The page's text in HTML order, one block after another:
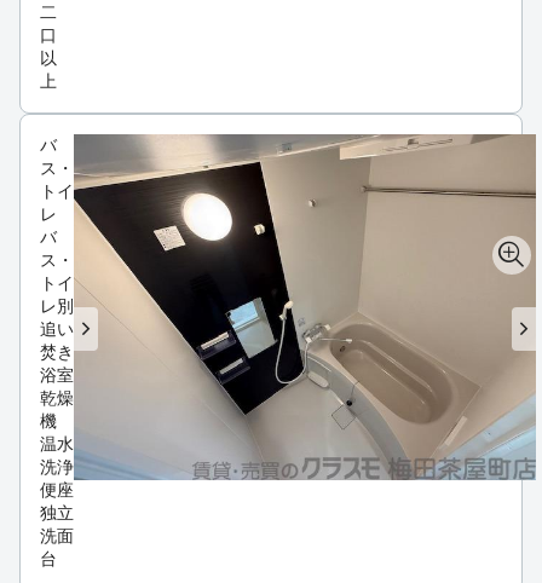
二
口
以
上
バ
ス・
トイ
レ
バ
ス・
トイ
レ別
追い
焚き
浴室
乾燥
機
温水
洗浄
便座
独立
洗面
台